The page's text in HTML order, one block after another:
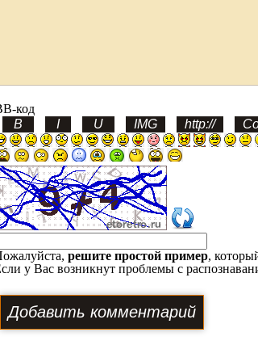
код
решите простой пример,
у Вас возникнут проблемы с